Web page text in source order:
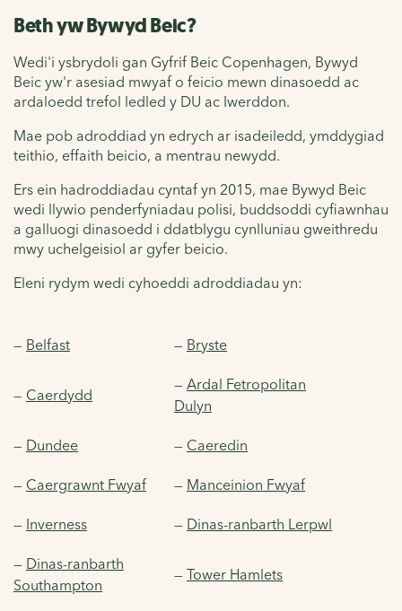
Beth yw Bywyd Beic?
Wedi'i ysbrydoli gan Gyfrif Beic Copenhagen, Bywyd
Beic yw'r asesiad mwyaf o feicio mewn dinasoedd ac
ardaloedd trefol ledled y DU ac Iwerddon.
Mae pob adroddiad yn edrych ar isadeiledd, ymddygiad
teithio, effaith beicio, a mentrau newydd.
Ers ein hadroddiadau cyntaf yn 2015, mae Bywyd Beic
wedi llywio penderfyniadau polisi, buddsoddi cyfiawnhau
a galluogi dinasoedd i ddatblygu cynlluniau gweithredu
mwy uchelgeisiol ar gyfer beicio.
Eleni rydym wedi cyhoeddi adroddiadau yn:
— Belfast — Bryste
— Caerdydd
— Ardal Fetropolitan
Dulyn
— Dundee — Caeredin
— Caergrawnt Fwyaf — Manceinion Fwyaf
— Inverness — Dinas-ranbarth Lerpwl
— Dinas-ranbarth
Southampton
— Tower Hamlets